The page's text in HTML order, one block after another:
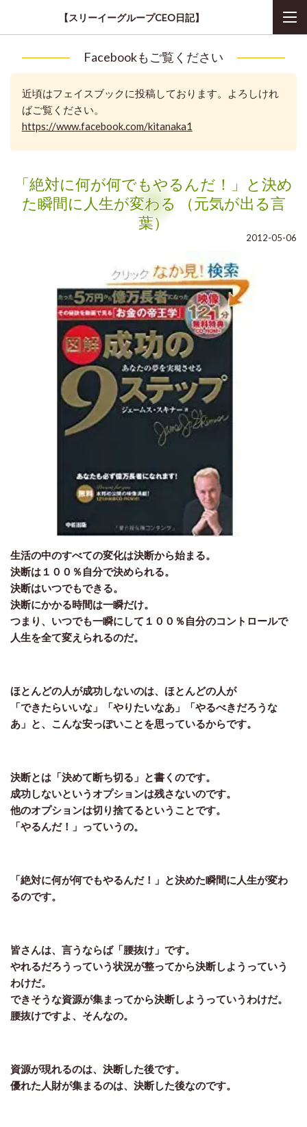
【スリーイーグループCEO日記】
Facebookもご覧ください
近頃はフェイスブックに投稿しております。よろしけれ
ばご覧ください。
https://www.facebook.com/kitanaka1
「絶対に何が何でもやるんだ！」と決め
た瞬間に人生が変わる （元気が出る言
葉）
2012-05-06
生活の中のすべての変化は決断から始まる。
決断は１００％自分で決められる。
決断はいつでもできる。
決断にかかる時間は一瞬だけ。
つまり、いつでも一瞬にして１００％自分のコントロールで
人生を全て変えられるのだ。
ほとんどの人が成功しないのは、ほとんどの人が
「できたらいいな」「やりたいなあ」「やるべきだろうな
あ」と、こんな安っぽいことを思っているからです。
決断とは「決めて断ち切る」と書くのです。
成功しないというオプションは残さないのです。
他のオプションは切り捨てるということです。
「やるんだ！」っていうの。
「絶対に何が何でもやるんだ！」と決めた瞬間に人生が変わ
るのです。
皆さんは、言うならば「腰抜け」です。
やれるだろうっていう状況が整ってから決断しようっていう
わけだ。
できそうな資源が集まってから決断しようっていうわけだ。
腰抜けですよ、そんなの。
資源が現れるのは、決断した後です。
優れた人財が集まるのは、決断した後なのです。